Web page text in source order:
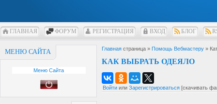
ГЛАВНАЯ ФОРУМ РЕГИСТРАЦИЯ ВХОД БЛОГ
МЕНЮ САЙТА
Меню Сайта
Главная страница » Помощь Вебмастеру »
КАК ВЫБРАТЬ ОДЕЯЛО
Войти или Зарегистрироваться [скачивать